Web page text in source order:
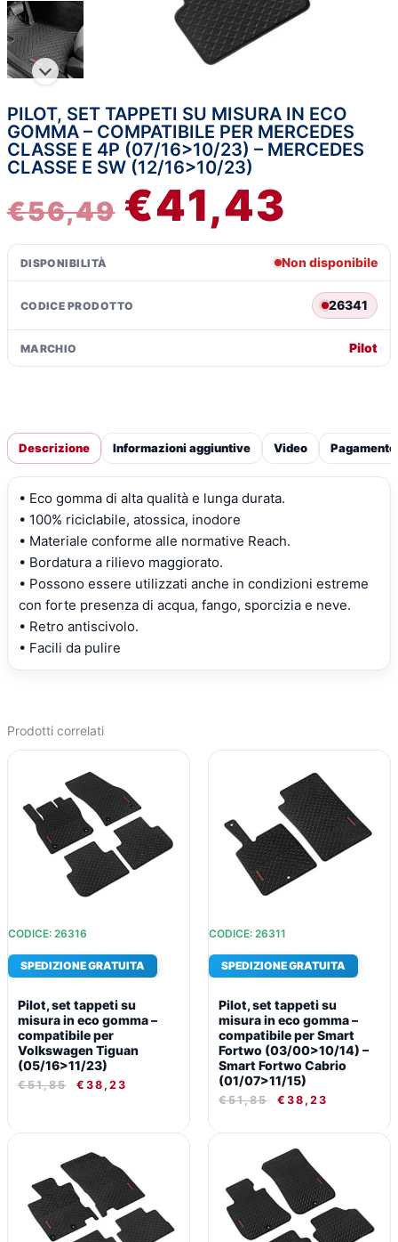
PILOT, SET TAPPETI SU MISURA IN ECO
GOMMA – COMPATIBILE PER MERCEDES
CLASSE E 4P (07/16>10/23) – MERCEDES
CLASSE E SW (12/16>10/23)
€56,49
IL
PREZZO
ORIGINALE
ERA:
€56,49.
€41,43
IL
È:
€41,43.
DISPONIBILITÀ Non disponibile
CODICE PRODOTTO 26341
MARCHIO Pilot
Descrizione Informazioni aggiuntive Video Pagamento
• Eco gomma di alta qualità e lunga durata.
• 100% riciclabile, atossica, inodore
• Materiale conforme alle normative Reach.
• Bordatura a rilievo maggiorato.
• Possono essere utilizzati anche in condizioni estreme
con forte presenza di acqua, fango, sporcizia e neve.
• Retro antiscivolo.
• Facili da pulire
Prodotti correlati
CODICE: 26316
SPEDIZIONE GRATUITA
Pilot, set tappeti su
misura in eco gomma –
compatibile per
Volkswagen Tiguan
(05/16>11/23)
€51,85
PREZZO
ORIGINALE
ERA:
€51,85.
€ 38,23
È:
€38,23.
CODICE: 26311
SPEDIZIONE GRATUITA
Pilot, set tappeti su
misura in eco gomma –
compatibile per Smart
Fortwo (03/00>10/14) –
Smart Fortwo Cabrio
(01/07>11/15)
€51,85
PREZZO
ORIGINALE
ERA:
€51,85.
€ 38,23
ATTUALE
È:
€38,23.
PREZZO
ORIGINALE
ERA:
€51,85.
È:
€38,23.
PREZZO
ORIGINALE
ERA:
€51,85.
È:
€38,23.